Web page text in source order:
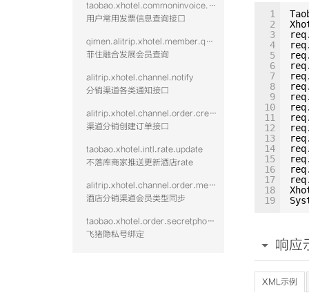
taobao.xhotel.commoninvoice.list.vtwo
用户常用发票信息查询接口
qimen.alitrip.xhotel.member.query
菲住融合发展会员查询
alitrip.xhotel.channel.notify
分销渠道各类通知接口
alitrip.xhotel.channel.order.create
渠道分销创建订单接口
taobao.xhotel.intl.rate.update
不落库商家推送更新酒店rate
alitrip.xhotel.channel.order.membertype.sync
酒店分销渠道会员类型同步
taobao.xhotel.order.secretphonenum.bindnew
飞猪隐私号绑定
1
2
3
4
5
6
7
8
9
10
11
12
13
14
15
16
17
18
19
响应
XML示例